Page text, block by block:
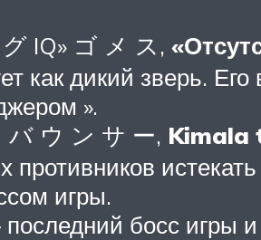
IQ» ゴ メ ス,
как дикий зверь.
».
バ ウ ン サ ー, Kimala
противников
игры.
последний босс игры